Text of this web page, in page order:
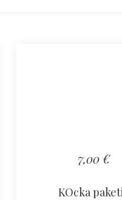
7,00 €
KOcka